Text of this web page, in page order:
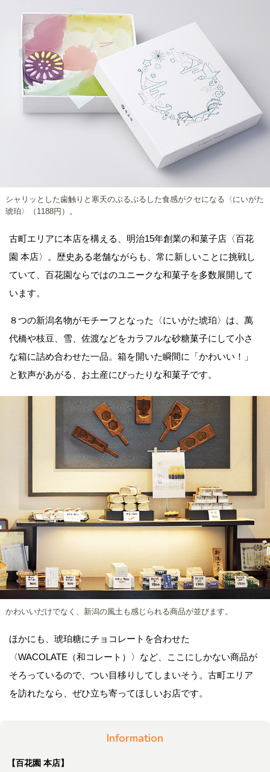
シャリッとした歯触りと寒天のぷるぷるした食感がクセになる〈にいがた
琥珀〉（1188円）。
古町エリアに本店を構える、明治15年創業の和菓子店〈百花
園 本店〉。歴史ある老舗ながらも、常に新しいことに挑戦し
ていて、百花園ならではのユニークな和菓子を多数展開して
います。
８つの新潟名物がモチーフとなった〈にいがた琥珀〉は、萬
代橋や枝豆、雪、佐渡などをカラフルな砂糖菓子にして小さ
な箱に詰め合わせた一品。箱を開いた瞬間に「かわいい！」
と歓声があがる、お土産にぴったりな和菓子です。
かわいいだけでなく、新潟の風土も感じられる商品が並びます。
ほかにも、琥珀糖にチョコレートを合わせた
〈WACOLATE（和コレート）〉など、ここにしかない商品が
そろっているので、つい目移りしてしまいそう。古町エリア
を訪れたなら、ぜひ立ち寄ってほしいお店です。
Information
【百花園 本店】